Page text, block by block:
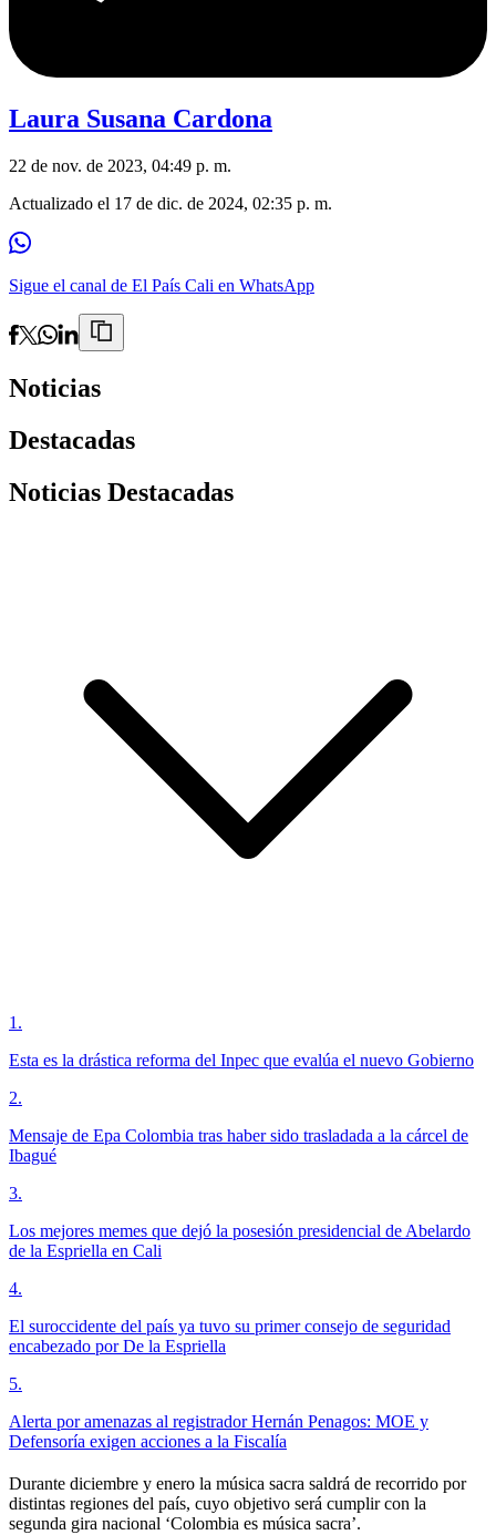
Laura Susana Cardona
22 de nov. de 2023, 04:49 p. m.
Actualizado el 17 de dic. de 2024, 02:35 p. m.
Sigue el canal de El País Cali en WhatsApp
Noticias
Destacadas
Noticias Destacadas
1 .
Esta es la drástica reforma del Inpec que evalúa el nuevo Gobierno
2.
Mensaje de Epa Colombia tras haber sido trasladada a la cárcel de
Ibagué
3.
Los mejores memes que dejó la posesión presidencial de Abelardo
de la Espriella en Cali
4.
El suroccidente del país ya tuvo su primer consejo de seguridad
encabezado por De la Espriella
5.
Alerta por amenazas al registrador Hernán Penagos: MOE y
Defensoría exigen acciones a la Fiscalía
Durante diciembre y enero la música sacra saldrá de recorrido por
distintas regiones del país, cuyo objetivo será cumplir con la
segunda gira nacional ‘Colombia es música sacra’.